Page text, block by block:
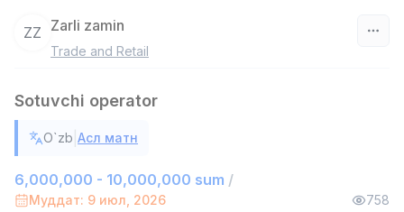
6,000,000 - 15,000,000 sum
ASIAN
ZZ Zarli zamin
Trade and Retail
Sotuvchi operator
O`zb Асл матн
6,000,000 - 10,000,000 sum /
Муддат: 9 июл, 2026 758